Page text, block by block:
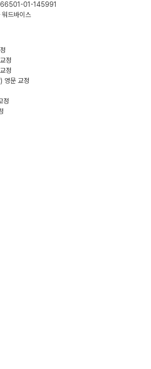
01-145991
드바이스
정
정
영문 교정
정